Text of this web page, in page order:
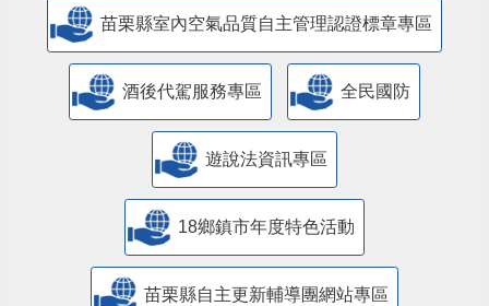
苗栗縣室內空氣品質自主管理認證標章專區
酒後代駕服務專區 全民國防
遊說法資訊專區
18鄉鎮市年度特色活動
苗栗縣自主更新輔導團網站專區